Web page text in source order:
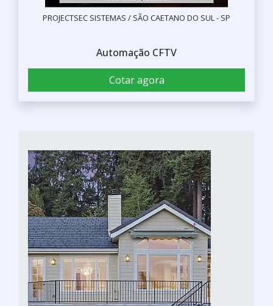
PROJECTSEC SISTEMAS / SÃO CAETANO DO SUL - SP
Automação CFTV
Cotar agora